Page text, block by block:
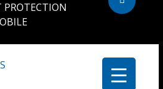
PROTECTION